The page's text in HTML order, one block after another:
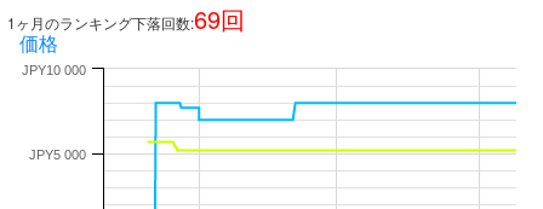
1ヶ月のランキング下落回数:69回
価格
JPY5 000
JPY10 000